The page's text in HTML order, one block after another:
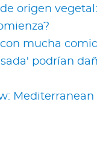
origen
mucha
podrían
Mediterranean